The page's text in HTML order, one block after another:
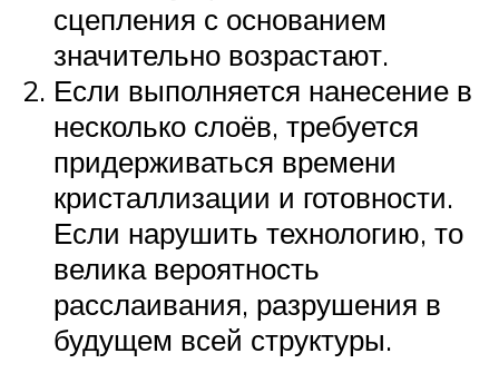
сцепления с основанием
значительно возрастают.
Если выполняется нанесение в
несколько слоёв, требуется
придерживаться времени
кристаллизации и готовности.
Если нарушить технологию, то
велика вероятность
расслаивания, разрушения в
будущем всей структуры.